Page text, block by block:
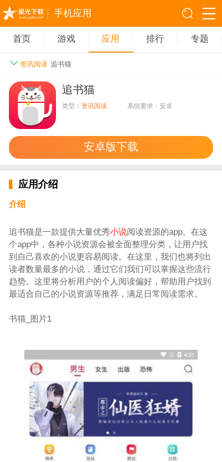
手机应用
首页 游戏 应用 排行 专题
资讯阅读 追书猫
追书猫
类型： 资讯阅读 系统要求：安卓
安卓版下载
应用介绍
介绍
追书猫是一款提供大量优秀小说阅读资源的app。在这
个app中，各种小说资源会被全面整理分类，让用户找
到自己喜欢的小说更容易阅读。在这里，我们也将列出
读者数量最多的小说，通过它们我们可以掌握这些流行
趋势。这里将分析用户的个人阅读偏好，帮助用户找到
最适合自己的小说资源等推荐，满足日常阅读需求。
书猫_图片1